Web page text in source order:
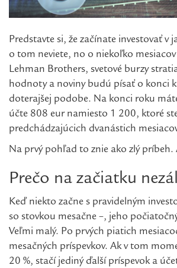
Predstavte si, že začínate investovať v
o tom neviete, no o niekoľko
Lehman Brothers, svetové burzy
hodnoty a noviny budú písať o konci
doterajšej podobe. Na konci roku
účte 808 eur namiesto 1 200, ktoré
predchádzajúcich dvanástich
Na prvý pohľad to znie ako zlý príbeh.
Prečo na začiatku
Keď niekto začne s pravidelným
so stovkou mesačne –, jeho
Veľmi malý. Po prvých piatich
mesačných príspevkov. Ak v tom
20 %, stačí jediný ďalší príspevok a